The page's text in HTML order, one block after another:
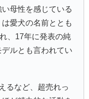
母性を感じている
愛犬の名前ととも
、17年に発表の純
ルとも言われてい
るなど、超売れっ